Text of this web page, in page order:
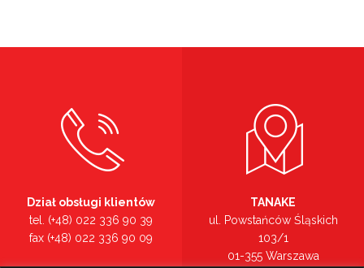
Dział obsługi klientów
tel. (+48) 022 336 90 39
fax (+48) 022 336 90 09
TANAKE
ul. Powstańców Śląskich
103/1
01-355 Warszawa